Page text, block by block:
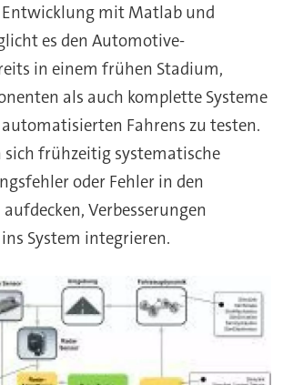
mit Matlab und
es den Automotive-
in einem frühen Stadium,
als auch komplette Systeme
Fahrens zu testen.
sich frühzeitig systematische
oder Fehler in den
Verbesserungen
System integrieren.